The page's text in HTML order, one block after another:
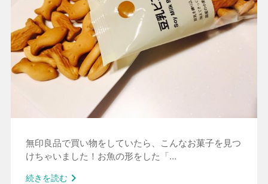
無印良品で買い物をしていたら、こんなお菓子を見つ
けちゃいました！お魚の形をした「…
続きを読む